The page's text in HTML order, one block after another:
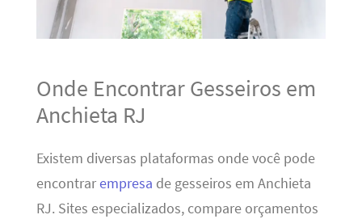
Onde Encontrar Gesseiros em
Anchieta RJ
Existem diversas plataformas onde você pode
encontrarempresa de gesseiros em Anchieta
RJ. Sites especializados, compare orçamentos